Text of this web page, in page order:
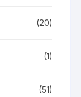
(20)
(1)
(51)